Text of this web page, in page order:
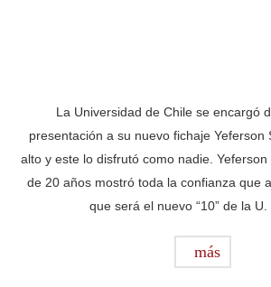
La Universidad de Chile se encargó
presentación a su nuevo fichaje Yeferson
alto y este lo disfrutó como nadie.
de 20 años mostró toda la confianza que
que será el nuevo “10” de la
más